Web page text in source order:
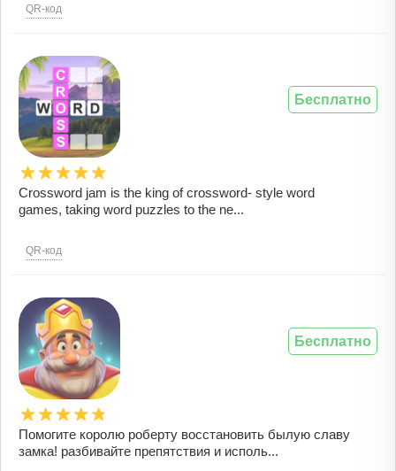
QR-код
Crossword jam is the king of crossword- style word
games, taking word puzzles to the ne...
QR-код
Бесплатно
Помогите королю роберту восстановить былую славу
замка! разбивайте препятствия и исполь...
Бесплатно